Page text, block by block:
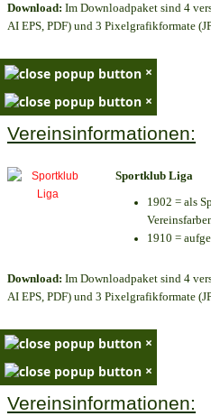
Download: Im Downloadpaket sind 4
AI EPS, PDF) und 3 Pixelgrafikformate
×
×
Vereinsinformationen:
Sportklub Liga
1902 = als
1910 =
Download: Im Downloadpaket sind 4
AI EPS, PDF) und 3 Pixelgrafikformate
×
×
Vereinsinformationen: